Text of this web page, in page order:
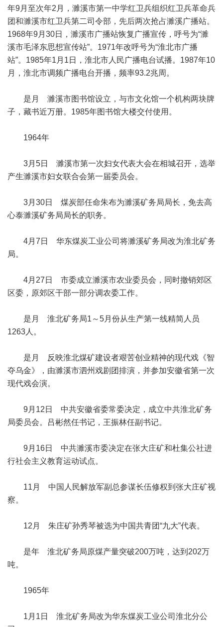
年9月至次年2月，濉溪市第一中学红卫兵组织红卫兵革命兵
团和濉溪市红卫兵第二司令部，先后两次抢占濉溪广播站。
1968年9月30日，濉溪市广播站恢复广播宣传，呼号为“濉
溪市毛泽东思想宣传站”。1971年改呼号为“淮北市广播
站”。1985年1月1日，淮北市人民广播电台试播。1987年10
月，淮北市调频广播电台开播，频率93.2兆周。
是月 濉溪市图书馆设立，与市文化馆一个机构两块牌
子，藏书近万册。1985年图书馆大楼交付使用。
1964年
3月5日 濉溪市第一次妇女代表大会在相城召开，选举
产生濉溪市妇女联合会第一届委员会。
3月30日 煤炭部任命朱布为濉溪矿务局局长，免去高
心泰濉溪矿务局局长的职务。
4月7日 华东煤炭工业公司将濉溪矿务局改为淮北矿务
局。
4月27日 市委成立濉溪市农业委员会，同时撤销郊区
区委，原郊区干部一部分调农委工作。
是月 淮北矿务局1～5月份从生产第一线精简人员
1263人。
是月 反映淮北煤矿建设者艰苦创业精神的现代戏《智
夺乌金》，由濉溪市泗州戏剧团排演，并参加安徽省第一次
现代戏会演。
9月12日 中共安徽省委常委决定，成立中共淮北矿务
局委员会。吕彬然任书记，王振林任副书记。
9月16日 中共濉溪市委决定在张大庄矿和杜集公社进
行社会主义教育运动试点。
11月 中国人民解放军副总参谋长伍修权到张大庄矿视
察。
12月 朱庄矿孙秀琴被选为中国共青团“九大”代表。
是年 淮北矿务局原煤产量突破200万吨，达到202万
吨。
1965年
1月1日 淮北矿务局改为华东煤炭工业公司淮北分公